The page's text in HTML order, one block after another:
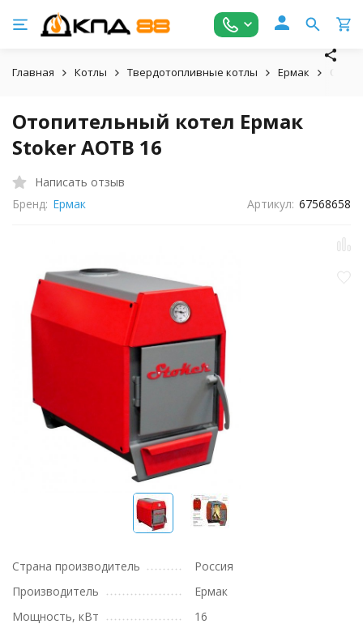
Главная Котлы Твердотопливные котлы Ермак
Отопительный котел Ермак
Stoker АОТВ 16
Написать отзыв
Бренд: Ермак Артикул: 67568658
Страна производитель
Россия
Производитель
Ермак
Мощность, кВт
16